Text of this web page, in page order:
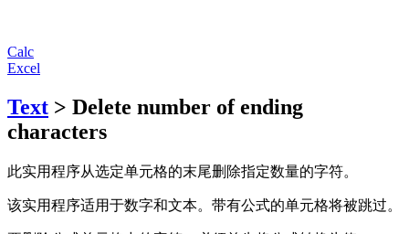
Calc
Excel
Text > Delete number of ending
characters
此实用程序从选定单元格的末尾删除指定数量的字符。
该实用程序适用于数字和文本。带有公式的单元格将被跳过。